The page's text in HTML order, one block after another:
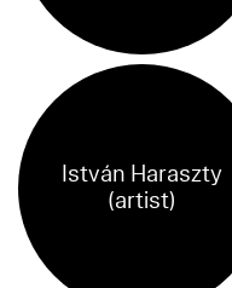
István Haraszty
(artist)